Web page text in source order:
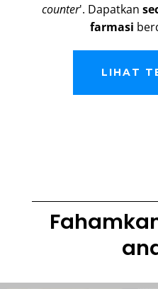
counter'. Dapatkan
farmasi
LIHAT